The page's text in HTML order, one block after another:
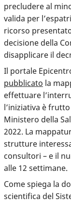
precludere al
valida per
ricorso
decisione della
disapplicare il
Il portale
pubblicato la
effettuare
l’iniziativa è
Ministero della
2022. La
strutture
consultori – e il
alle 12 settimane.
Come spiega la
scientifica del